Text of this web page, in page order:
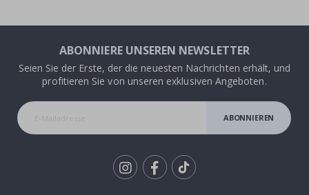
ABONNIERE UNSEREN NEWSLETTER
Seien Sie der Erste, der die neuesten Nachrichten erhält, und
profitieren Sie von unseren exklusiven Angeboten.
ABONNIEREN